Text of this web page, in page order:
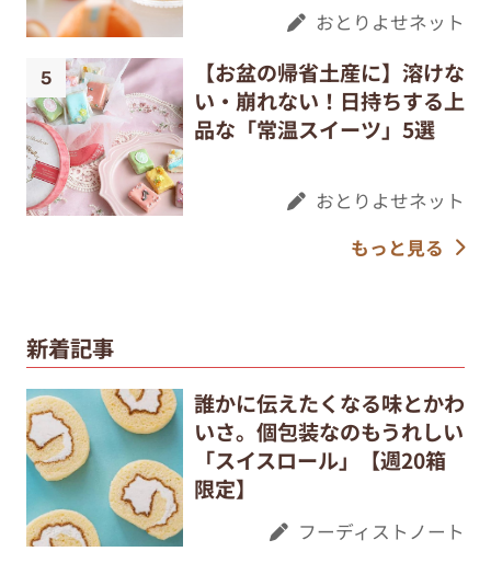
おとりよせネット
【お盆の帰省土産に】溶けな
い・崩れない！日持ちする上
品な「常温スイーツ」5選
おとりよせネット
もっと見る
新着記事
誰かに伝えたくなる味とかわ
いさ。個包装なのもうれしい
「スイスロール」【週20箱
限定】
フーディストノート